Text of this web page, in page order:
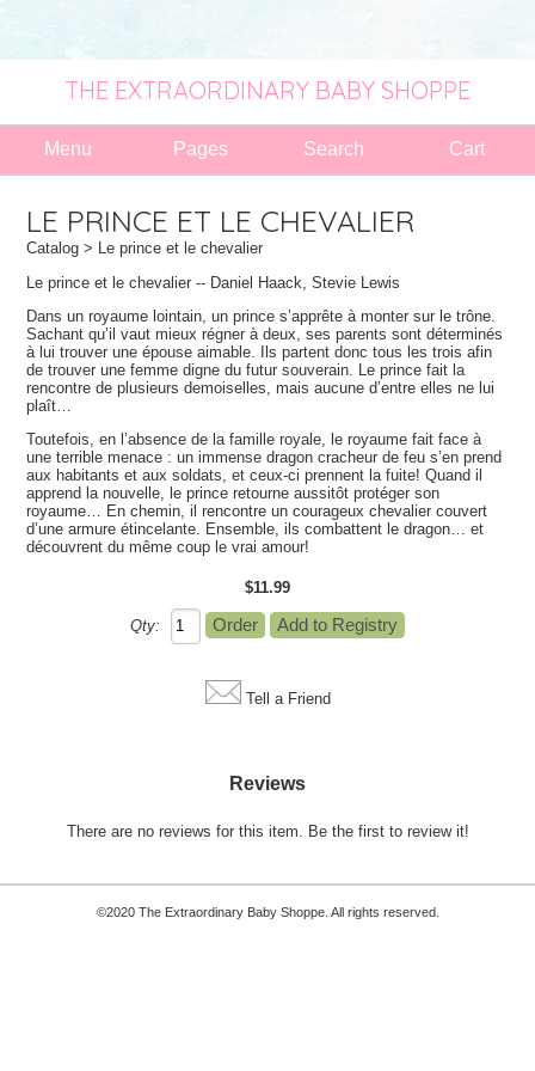
THE EXTRAORDINARY BABY SHOPPE
Menu Pages Search Cart
LE PRINCE ET LE CHEVALIER
Catalog > Le prince et le chevalier
Le prince et le chevalier -- Daniel Haack, Stevie Lewis
Dans un royaume lointain, un prince s’apprête à monter sur le trône.
Sachant qu’il vaut mieux régner à deux, ses parents sont déterminés
à lui trouver une épouse aimable. Ils partent donc tous les trois afin
de trouver une femme digne du futur souverain. Le prince fait la
rencontre de plusieurs demoiselles, mais aucune d’entre elles ne lui
plaît…
Toutefois, en l’absence de la famille royale, le royaume fait face à
une terrible menace : un immense dragon cracheur de feu s’en prend
aux habitants et aux soldats, et ceux-ci prennent la fuite! Quand il
apprend la nouvelle, le prince retourne aussitôt protéger son
royaume… En chemin, il rencontre un courageux chevalier couvert
d’une armure étincelante. Ensemble, ils combattent le dragon… et
découvrent du même coup le vrai amour!
$11.99
Qty:
Tell a Friend
Reviews
There are no reviews for this item. Be the first to review it!
©2020 The Extraordinary Baby Shoppe. All rights reserved.